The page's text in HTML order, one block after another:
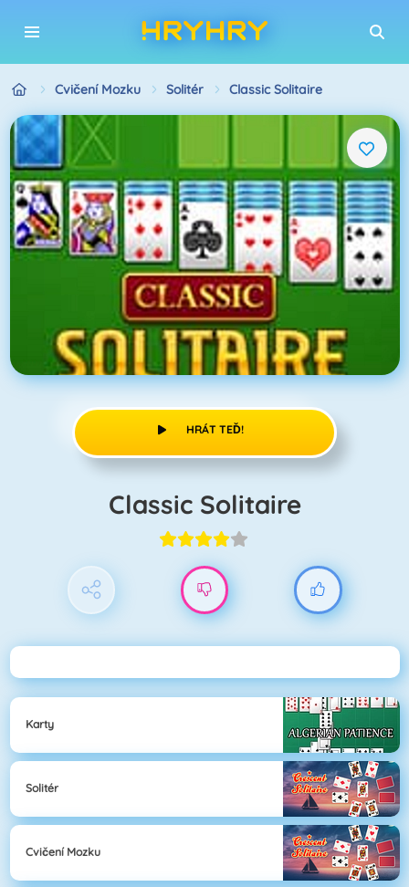
Cvičení Mozku Solitér Classic Solitaire
HRÁT TEĎ!
Classic Solitaire
Karty
Solitér
Cvičení Mozku